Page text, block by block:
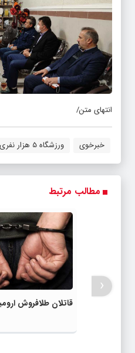
انتهای متن/
خبرخوی ورزشگاه 5 هزار نفری
مطالب مرتبط
قاتلان طلافروش
‹